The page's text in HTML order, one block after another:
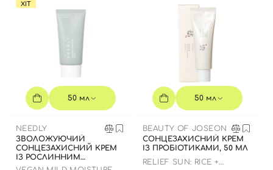
ХІТ
50 мл
NEEDLY
ЗВОЛОЖУЮЧИЙ
СОНЦЕЗАХИСНИЙ КРЕМ
ІЗ РОСЛИННИМ
СКВАЛАНОМ ДО 23.03.2027
50 мл
BEAUTY OF JOSEON
СОНЦЕЗАХИСНИЙ КРЕМ
ІЗ ПРОБІОТИКАМИ, 50 МЛ
RELIEF SUN: RICE +